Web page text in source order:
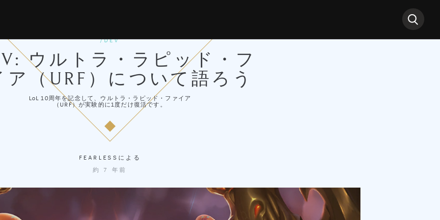
/DEV
ウルトラ・ラピッド・フ
ア（URF）について語ろう
LoL 10周年を記念して、ウルトラ・ラピッド・ファイア
（URF）が実験的に1度だけ復活です。
FEARLESS による
約 7 年前